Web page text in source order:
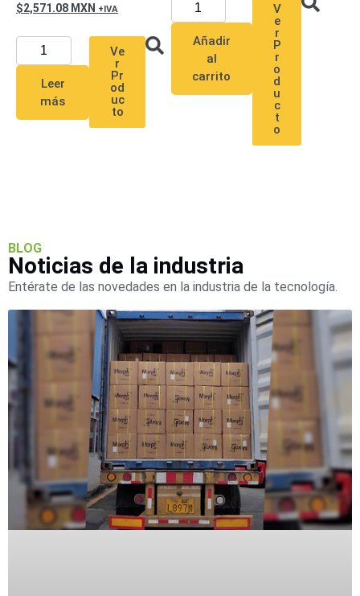
2,571.08 MXN
Leer
más
Ve
r
Pr
od
uc
to
Añadir
al
carrito
V
e
r
P
r
o
d
u
c
t
o
BLOG
Noticias de la industria
Entérate de las novedades en la industria de la tecnología.